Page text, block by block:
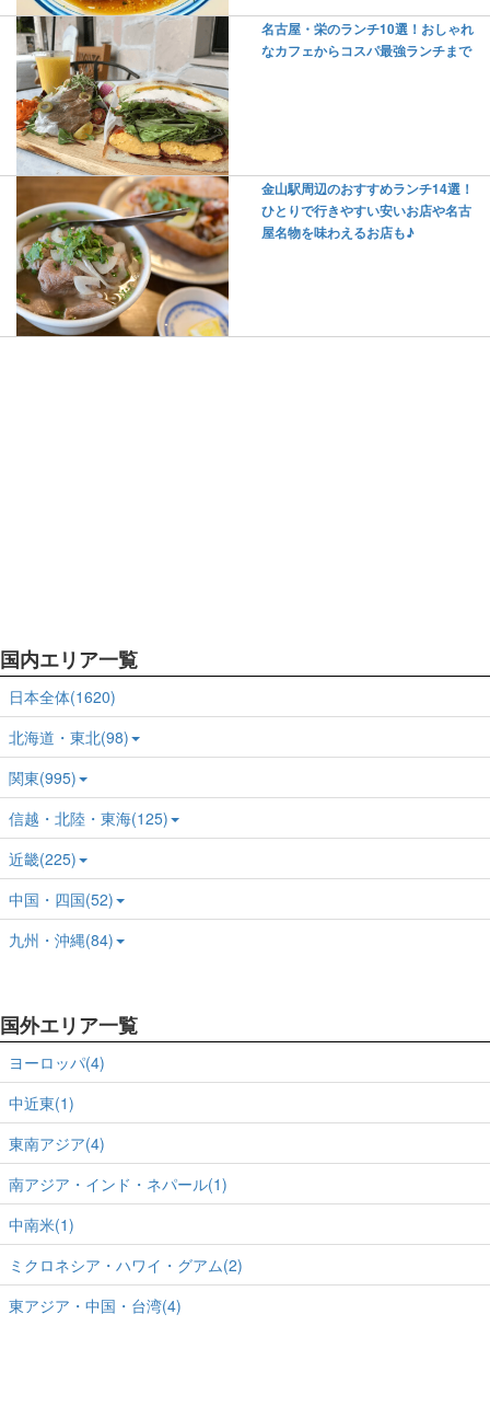
名古屋・栄のランチ10選！おしゃれ
なカフェからコスパ最強ランチまで
金山駅周辺のおすすめランチ14選！
ひとりで行きやすい安いお店や名古
屋名物を味わえるお店も♪
国内エリア一覧
日本全体(1620)
北海道・東北(98)
関東(995)
信越・北陸・東海(125)
近畿(225)
中国・四国(52)
九州・沖縄(84)
国外エリア一覧
ヨーロッパ(4)
中近東(1)
東南アジア(4)
南アジア・インド・ネパール(1)
中南米(1)
ミクロネシア・ハワイ・グアム(2)
東アジア・中国・台湾(4)